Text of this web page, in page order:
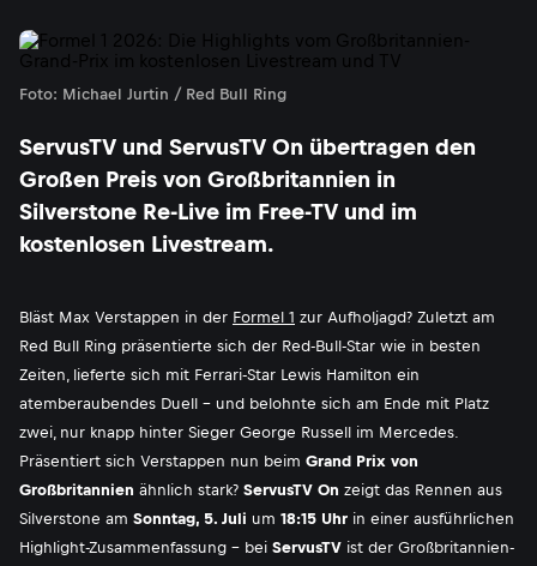
Foto: Michael Jurtin / Red Bull Ring
ServusTV und ServusTV On übertragen den
Großen Preis von Großbritannien in
Silverstone Re-Live im Free-TV und im
kostenlosen Livestream.
Bläst Max Verstappen in der Formel 1 zur Aufholjagd? Zuletzt am
Red Bull Ring präsentierte sich der Red-Bull-Star wie in besten
Zeiten, lieferte sich mit Ferrari-Star Lewis Hamilton ein
atemberaubendes Duell - und belohnte sich am Ende mit Platz
zwei, nur knapp hinter Sieger George Russell im Mercedes.
Präsentiert sich Verstappen nun beim Grand Prix von
Großbritannien ähnlich stark? ServusTV On zeigt das Rennen aus
Silverstone am Sonntag, 5. Juli um 18:15 Uhr in einer ausführlichen
Highlight-Zusammenfassung - bei ServusTV ist der Großbritannien-